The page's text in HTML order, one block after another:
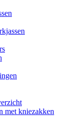
met kniezakken